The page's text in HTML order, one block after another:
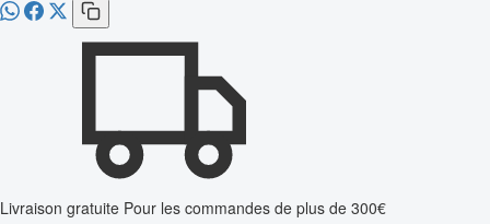
Livraison gratuite Pour les commandes de plus de 300€